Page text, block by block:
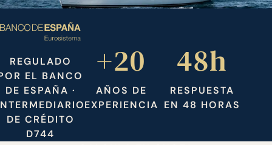
REGULADO
EL BANCO
DE ESPAÑA ·
DE CRÉDITO
D744
+20
AÑOS DE
EXPERIENCIA
48h
RESPUESTA
EN 48 HORAS